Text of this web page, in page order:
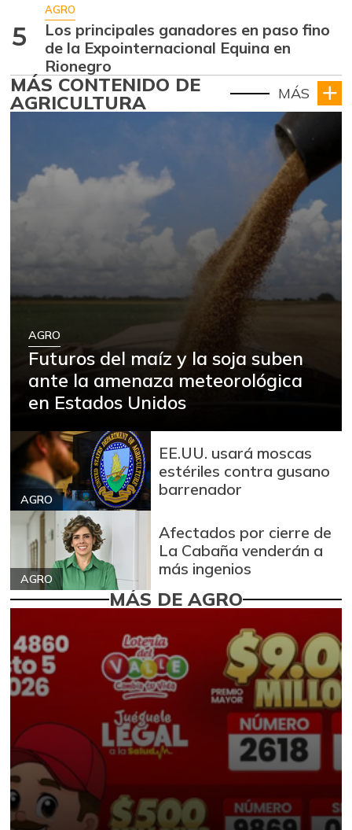
5
AGRO
Los principales ganadores en paso fino
de la Expointernacional Equina en
Rionegro
MÁS CONTENIDO DE
AGRICULTURA MÁS
AGRO
Futuros del maíz y la soja suben
ante la amenaza meteorológica
en Estados Unidos
AGRO
EE.UU. usará moscas
estériles contra gusano
barrenador
AGRO
Afectados por cierre de
La Cabaña venderán a
más ingenios
MÁS DE AGRO